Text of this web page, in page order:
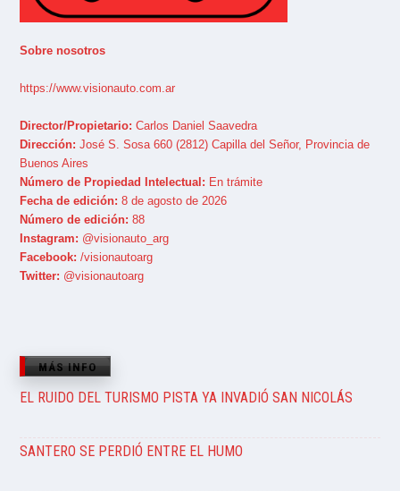
Sobre nosotros
https://www.visionauto.com.ar
Director/Propietario: Carlos Daniel Saavedra
Dirección: José S. Sosa 660 (2812) Capilla del Señor, Provincia de
Buenos Aires
Número de Propiedad Intelectual: En trámite
Fecha de edición: 8 de agosto de 2026
Número de edición: 88
Instagram: @visionauto_arg
Facebook: /visionautoarg
Twitter: @visionautoarg
MÁS INFO
EL RUIDO DEL TURISMO PISTA YA INVADIÓ SAN NICOLÁS
SANTERO SE PERDIÓ ENTRE EL HUMO